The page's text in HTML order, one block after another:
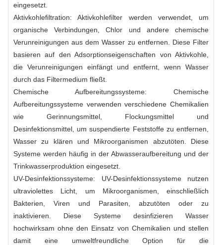
eingesetzt.
Aktivkohlefiltration: Aktivkohlefilter werden verwendet, um
organische Verbindungen, Chlor und andere chemische
Verunreinigungen aus dem Wasser zu entfernen. Diese Filter
basieren auf den Adsorptionseigenschaften von Aktivkohle,
die Verunreinigungen einfängt und entfernt, wenn Wasser
durch das Filtermedium fließt.
Chemische Aufbereitungssysteme: Chemische
Aufbereitungssysteme verwenden verschiedene Chemikalien
wie Gerinnungsmittel, Flockungsmittel und
Desinfektionsmittel, um suspendierte Feststoffe zu entfernen,
Wasser zu klären und Mikroorganismen abzutöten. Diese
Systeme werden häufig in der Abwasseraufbereitung und der
Trinkwasserproduktion eingesetzt.
UV-Desinfektionssysteme: UV-Desinfektionssysteme nutzen
ultraviolettes Licht, um Mikroorganismen, einschließlich
Bakterien, Viren und Parasiten, abzutöten oder zu
inaktivieren. Diese Systeme desinfizieren Wasser
hochwirksam ohne den Einsatz von Chemikalien und stellen
damit eine umweltfreundliche Option für die